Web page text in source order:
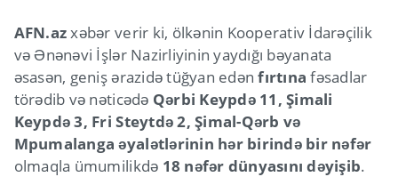
AFN.azxəbər verir ki, ölkənin Kooperativ İdarəçilik
və Ənənəvi İşlər Nazirliyinin yaydığı bəyanata
əsasən, geniş ərazidə tüğyan edənfırtına fəsadlar
törədib və nəticədə Qərbi Keypdə 11, Şimali
Keypdə 3, Fri Steytdə 2, Şimal-Qərb və
Mpumalanga əyalətlərinin hər birində bir nəfər
olmaqla ümumilikdə 18 nəfər dünyasını dəyişib.